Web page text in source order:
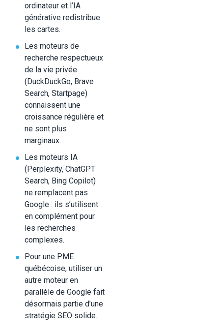
ordinateur et l’IA
générative redistribue
les cartes.
Les moteurs de
recherche respectueux
de la vie privée
(DuckDuckGo, Brave
Search, Startpage)
connaissent une
croissance régulière et
ne sont plus
marginaux.
Les moteurs IA
(Perplexity, ChatGPT
Search, Bing Copilot)
ne remplacent pas
Google : ils s’utilisent
en complément pour
les recherches
complexes.
Pour une PME
québécoise, utiliser un
autre moteur en
parallèle de Google fait
désormais partie d’une
stratégie SEO solide.